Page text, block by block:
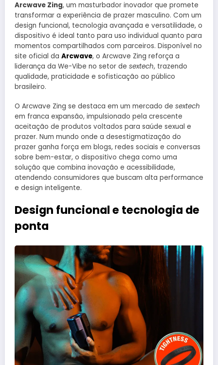
Arcwave Zing, um masturbador inovador que promete
transformar a experiência de prazer masculino. Com um
design funcional, tecnologia avançada e versatilidade, o
dispositivo é ideal tanto para uso individual quanto para
momentos compartilhados com parceiros. Disponível no
site oficial da Arcwave, o Arcwave Zing reforça a
liderança da We-Vibe no setor de sextech, trazendo
qualidade, praticidade e sofisticação ao público
brasileiro.
O Arcwave Zing se destaca em um mercado de sextech
em franca expansão, impulsionado pela crescente
aceitação de produtos voltados para saúde sexual e
prazer. Num mundo onde a desestigmatização do
prazer ganha força em blogs, redes sociais e conversas
sobre bem-estar, o dispositivo chega como uma
solução que combina inovação e acessibilidade,
atendendo consumidores que buscam alta performance
e design inteligente.
Design funcional e tecnologia de
ponta